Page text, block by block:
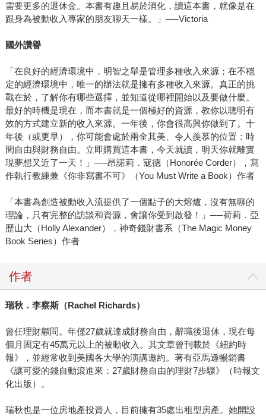
需要更多的退休金。本書有趣且易於消化，讀這本書，就像是在
跟身為被動收入專家的朋友聊天一樣。」──Victoria
國外讚譽
「在良好的經濟環境中，明智之舉是管理多種收入來源；在不穩
定的經濟環境中，唯一的辦法就是擁有多種收入來源。真正的挑
戰在於，了解你有哪些選擇，並知道從哪裡開始以及要做什麼。
最好的時機是現在，而本書就是一個極好的資源，教你以聰明有
效的方式建立新的收入來源。一年後，你會很高興你做到了。十
年後（或更早），你可能會處於兩全其美、令人羨慕的位置：時
間自由與財務自由。立即購買這本書，今天就讀，明天你就離實
現夢想又近了一天！」──昂諾莉．寇德（Honorée Corder），寫
作執行教練兼《你非寫書不可》（You Must Write a Book）作者
「本書為創造被動收入流提供了一個點子的大熔爐，沒有無聊的
理論，只有完整的訪談和資源，會讓你受到啟發！」──荷莉．亞
歷山大（Holly Alexander），神奇錢財書系（The Magic Money
Book Series）作者
作者
瑞秋．李察斯（Rachel Richards）
曾任理財顧問。年僅27歲就達成財務自由，辭職後退休，現在每
個月固定有45萬元以上的被動收入。其文章曾刊載於《紐約時
報》，並經常收到美國各大學的演講邀約。著有亞馬遜暢銷書
《讓可愛的錢自動滾進來：27歲財務自由的理財7步驟》（時報文
化出版）。
瑞秋也是一位房地產投資人，目前擁有35處出租型房產。她開設